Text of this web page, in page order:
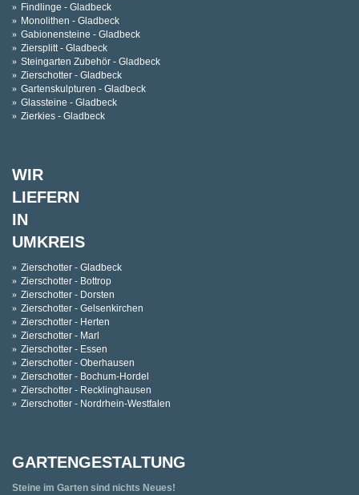
Findlinge - Gladbeck
Monolithen - Gladbeck
Gabionensteine - Gladbeck
Ziersplitt - Gladbeck
Steingarten Zubehör - Gladbeck
Zierschotter - Gladbeck
Gartenskulpturen - Gladbeck
Glassteine - Gladbeck
Zierkies - Gladbeck
WIR
LIEFERN
IN
UMKREIS
Zierschotter - Gladbeck
Zierschotter - Bottrop
Zierschotter - Dorsten
Zierschotter - Gelsenkirchen
Zierschotter - Herten
Zierschotter - Marl
Zierschotter - Essen
Zierschotter - Oberhausen
Zierschotter - Bochum-Hordel
Zierschotter - Recklinghausen
Zierschotter - Nordrhein-Westfalen
GARTENGESTALTUNG
Steine im Garten sind nichts Neues!